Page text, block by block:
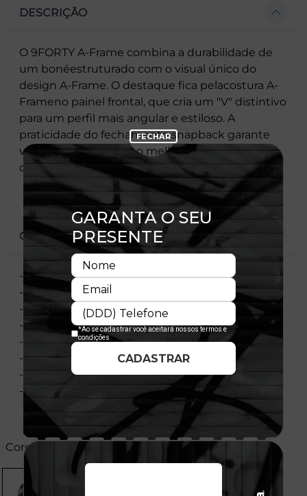
DESCRIÇÃO
O 9FORTY A-Frame combina a durabilidade de
um bonéestruturado com o visual único do
design A-Frame. O destaque fica pelacostura A-
Frameno painel frontal, que cria um "V" distintivo
para um perfil mais angular e estiloso. A
praticidade do fechamento snapback garante
versatilidade, unindo o melhor do conforto
clássico e do design inovador.
CARACTERÍSTICAS
- Modelo Ajustável
- Aba curva
- Copa frontal estruturada
- Painel frontal único
- Flag bordada no lado esquerdo
- Importado
- Licença Oficial
- Composição:
Cores: